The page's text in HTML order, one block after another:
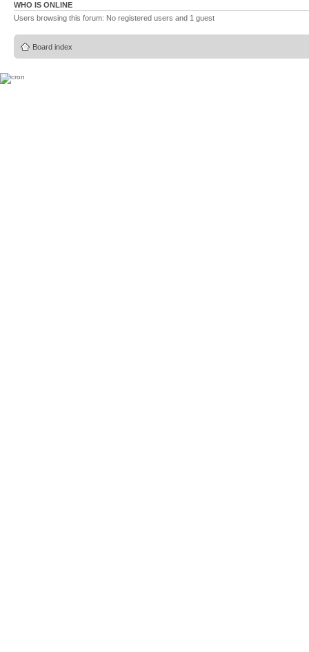
WHO IS ONLINE
Users browsing this forum: No registered users and 1 guest
Board index